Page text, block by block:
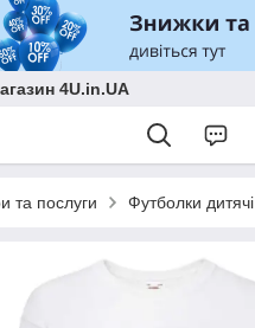
4U.in.UA
та послуги Футболки дитячі